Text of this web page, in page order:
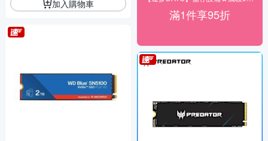
加入購物車
滿1件享95折